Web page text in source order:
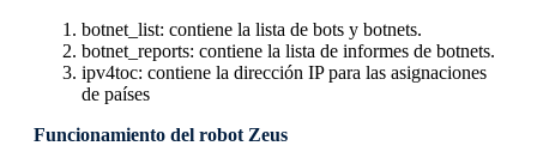
botnet_list: contiene la lista de bots y botnets.
botnet_reports: contiene la lista de informes de botnets.
ipv4toc: contiene la dirección IP para las asignaciones
de países
Funcionamiento del robot Zeus